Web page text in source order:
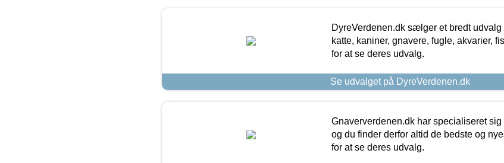
DyreVerdenen.dk sælger et bredt
katte, kaniner, gnavere, fugle, akvarier,
for at se deres udvalg.
Se udvalget på DyreVerdenen.dk
Gnaververdenen.dk har specialiseret
og du finder derfor altid de bedste og
for at se deres udvalg.